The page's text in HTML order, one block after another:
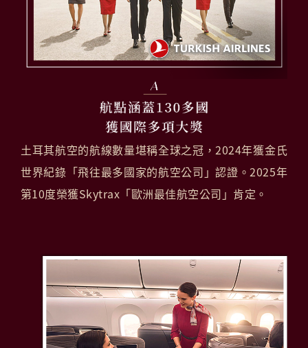
土耳其航空的航線數量堪稱全球之冠，2024年獲金氏
世界紀錄「飛往最多國家的航空公司」認證。2025年
第10度榮獲Skytrax「歐洲最佳航空公司」肯定。